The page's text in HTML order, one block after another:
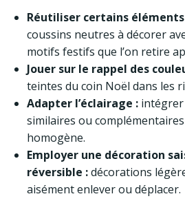
Réutiliser certains
coussins neutres à décorer
motifs festifs que l’on retire
Jouer sur le rappel des
teintes du coin Noël dans les
Adapter l’éclairage : intégrer
similaires ou
homogène.
Employer une décoration
réversible :décorations
aisément enlever ou déplacer.